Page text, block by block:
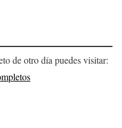
de otro día puedes visitar: